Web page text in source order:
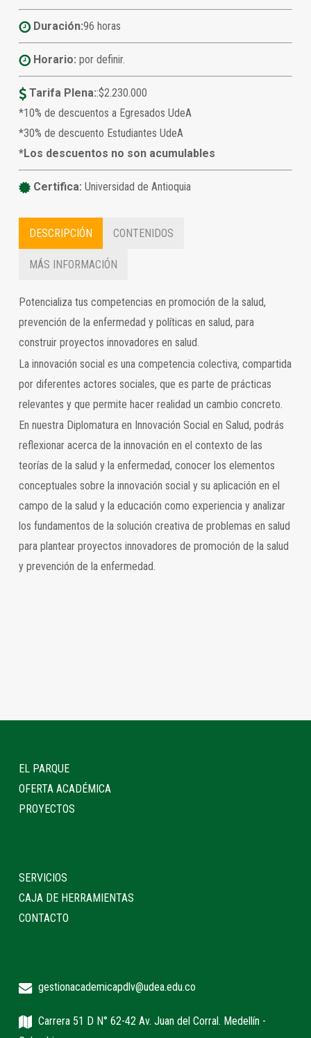
Duración:96 horas
Horario: por definir.
Tarifa Plena::$2.230.000
*10% de descuentos a Egresados UdeA
*30% de descuento Estudiantes UdeA
*Los descuentos no son acumulables
Certifica: Universidad de Antioquia
DESCRIPCIÓN CONTENIDOS
MÁS INFORMACIÓN
Potencializa tus competencias en promoción de la salud,
prevención de la enfermedad y políticas en salud, para
construir proyectos innovadores en salud.
La innovación social es una competencia colectiva, compartida
por diferentes actores sociales, que es parte de prácticas
relevantes y que permite hacer realidad un cambio concreto.
En nuestra Diplomatura en Innovación Social en Salud, podrás
reflexionar acerca de la innovación en el contexto de las
teorías de la salud y la enfermedad, conocer los elementos
conceptuales sobre la innovación social y su aplicación en el
campo de la salud y la educación como experiencia y analizar
los fundamentos de la solución creativa de problemas en salud
para plantear proyectos innovadores de promoción de la salud
y prevención de la enfermedad.
EL PARQUE
OFERTA ACADÉMICA
PROYECTOS
SERVICIOS
CAJA DE HERRAMIENTAS
CONTACTO
gestionacademicapdlv@udea.edu.co
Carrera 51 D N° 62-42 Av. Juan del Corral. Medellín -